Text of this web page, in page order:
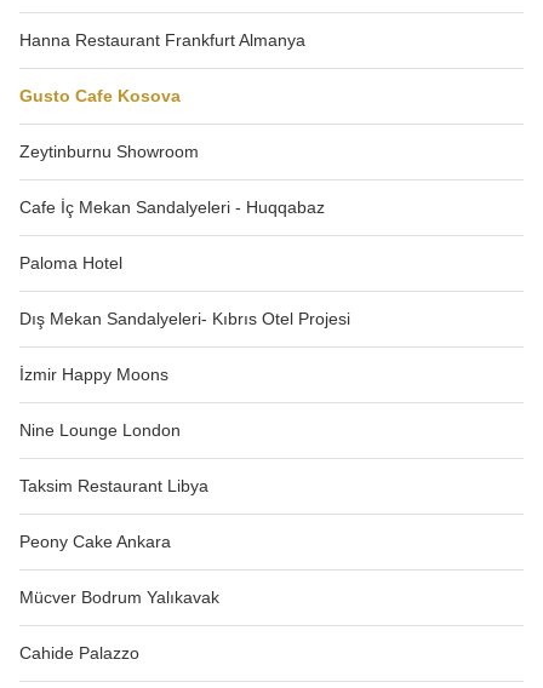
Hanna Restaurant Frankfurt Almanya
Gusto Cafe Kosova
Zeytinburnu Showroom
Cafe İç Mekan Sandalyeleri - Huqqabaz
Paloma Hotel
Dış Mekan Sandalyeleri- Kıbrıs Otel Projesi
İzmir Happy Moons
Nine Lounge London
Taksim Restaurant Libya
Peony Cake Ankara
Mücver Bodrum Yalıkavak
Cahide Palazzo